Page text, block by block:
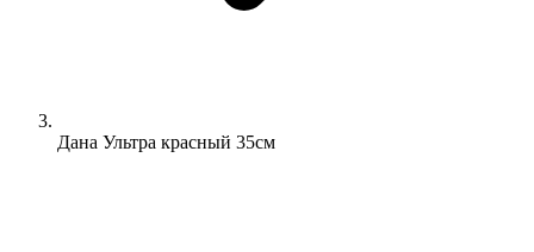
Дана Ультра красный 35см